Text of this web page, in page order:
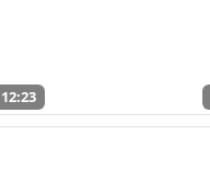
12:23